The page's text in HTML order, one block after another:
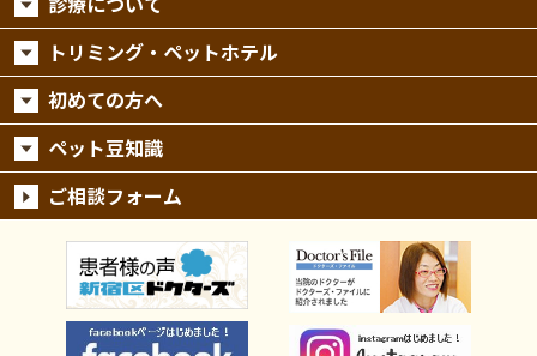
トリミング・ペットホテル
初めての方へ
ペット豆知識
ご相談フォーム